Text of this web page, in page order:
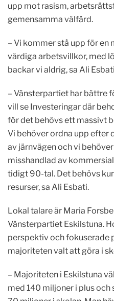
upp mot rasism,
gemensamma välfärd.
– Vi kommer stå upp för
värdiga arbetsvillkor, med
backar vi aldrig, sa Ali Esbati
– Vänsterpartiet har bättre
vill se Investeringar där
för det behövs ett massivt
Vi behöver ordna upp efter
av järnvägen och vi
misshandlad av
tidigt 90-tal. Det behövs
resurser, sa Ali Esbati.
Lokal talare är Maria
Vänsterpartiet Eskilstuna.
perspektiv och fokuserade
majoriteten valt att göra i
– Majoriteten i Eskilstuna
med 140 miljoner i plus